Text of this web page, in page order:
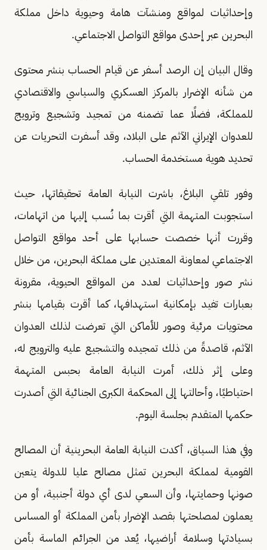
وإحداثيات لمواقع ومنشآت هامة وحيوية داخل مملكة
البحرين عبر إحدى مواقع التواصل الاجتماعي.
وقال البيان إن الرصد أسفر عن قيام الحساب بنشر محتوى
من شأنه الإضرار بالمركز العسكري والسياسي والاقتصادي
للمملكة، فضلًا عما تضمنه من تمجيد وتشجيع وترويج
للعدوان الإيراني الآثم على البلاد، وقد أسفرت التحريات عن
تحديد هوية مستخدمة الحساب.
وفور تلقي البلاغ، باشرت النيابة العامة تحقيقاتها، حيث
استجوبت المتهمة التي أقرت بما نُسب إليها من اتهامات،
وقررت أنها خصصت حسابها على أحد مواقع التواصل
الاجتماعي لمعاونة المعتدين على مملكة البحرين، من خلال
نشر صور وإحداثيات لعدد من المواقع الحيوية، مقرونة
بعبارات تفيد بإمكانية استهدافها، كما أقرت بقيامها بنشر
محتويات مرئية وصور للأماكن التي تعرضت لذلك العدوان
الآثم، قاصدةً من ذلك تمجيده والتشجيع عليه والترويج له،
وعلى إثر ذلك، أمرت النيابة العامة بحبس المتهمة
احتياطيًا، وأحالتها إلى المحكمة الكبرى الجنائية التي أصدرت
حكمها المتقدم بجلسة اليوم.
وفي هذا السياق، أكدت النيابة العامة البحرينية أن المصالح
القومية لمملكة البحرين تمثل مصالح عليا للدولة يتعين
صونها وحمايتها، وأن السعي لدى أي دولة أجنبية، أو من
يعملون لمصلحتها بقصد الإضرار بأمن المملكة أو المساس
بسيادتها وسلامة أراضيها، يُعد من الجرائم الماسة بأمن